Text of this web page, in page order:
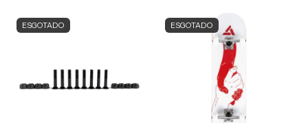
ESGOTADO ESGOTADO